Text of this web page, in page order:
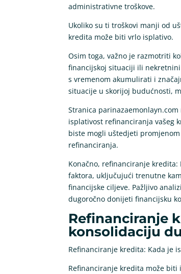
administrativne troškove.
Ukoliko su ti troškovi manji od
kredita može biti vrlo isplativo.
Osim toga, važno je razmotriti
financijskoj situaciji ili
s vremenom akumulirati i
situacije u skorijoj budućnosti,
Stranica
isplativost refinanciranja vašeg
biste mogli uštedjeti
refinanciranja.
Konačno, refinanciranje
faktora, uključujući trenutne
financijske ciljeve. Pažljivo
dugoročno donijeti financijsku
Refinanciranje
konsolidaciju
Refinanciranje kredita: Kada je
Refinanciranje kredita može biti